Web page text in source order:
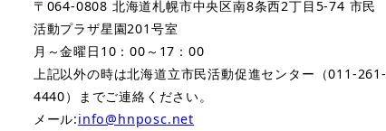
〒064-0808 北海道札幌市中央区南8条西2丁目5-74 市民
活動プラザ星園201号室
月～金曜日10：00～17：00
上記以外の時は北海道立市民活動促進センター（011-261-
4440）までご連絡ください。
メール:info@hnposc.net